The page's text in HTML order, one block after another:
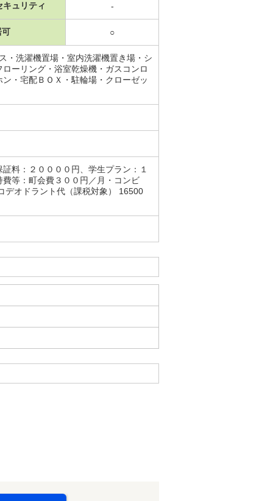
キュリティ -
可 ○
・洗濯機置場・室内洗濯機置き場・シ
ーリング・浴室乾燥機・ガスコンロ
・宅配ＢＯＸ・駐輪場・クローゼッ
料：２００００円、学生プラン：１
等：町会費３００円／月・コンビ
デオドラント代（課税対象） 16500